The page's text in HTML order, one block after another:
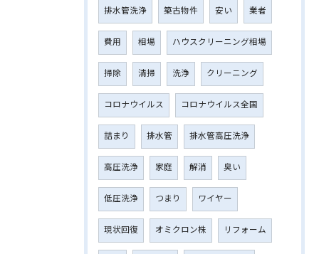
排水管洗浄 築古物件 安い 業者
費用 相場 ハウスクリーニング相場
掃除 清掃 洗浄 クリーニング
コロナウイルス コロナウイルス全国
詰まり 排水管 排水管高圧洗浄
高圧洗浄 家庭 解消 臭い
低圧洗浄 つまり ワイヤー
現状回復 オミクロン株 リフォーム